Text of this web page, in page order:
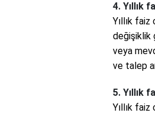
4. Yıllık
Yıllık
değişiklik
veya
ve talep
5. Yıllık
Yıllık